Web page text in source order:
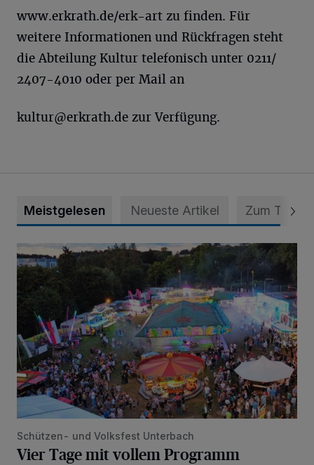
www.erkrath.de/erk-art zu finden. Für
weitere Informationen und Rückfragen steht
die Abteilung Kultur telefonisch unter 0211/
2407-4010 oder per Mail an
kultur@erkrath.de zur Verfügung.
Meistgelesen Neueste Artikel Zum Thema
Vier Tage mit vollem Programm
Schützen- und Volksfest Unterbach
Vier Tage mit vollem Programm